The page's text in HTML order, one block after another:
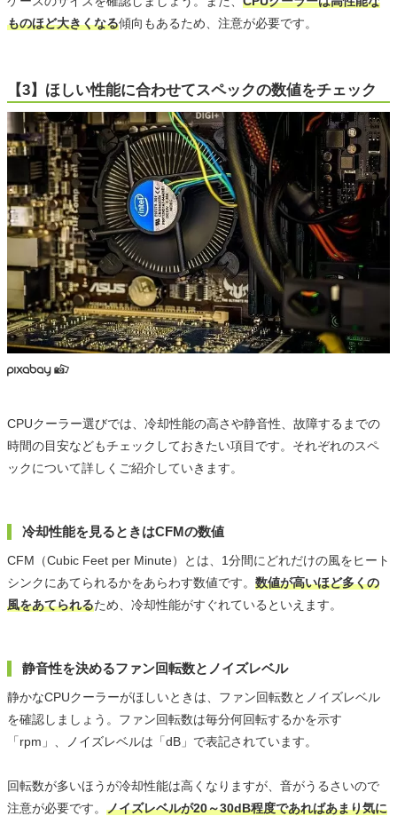
ものほど大きくなる傾向もあるため、注意が必要です。
【3】ほしい性能に合わせてスペックの数値をチェック
CPUクーラー選びでは、冷却性能の高さや静音性、故障するまでの
時間の目安などもチェックしておきたい項目です。それぞれのスペ
ックについて詳しくご紹介していきます。
冷却性能を見るときはCFMの数値
CFM（Cubic Feet per Minute）とは、1分間にどれだけの風をヒート
シンクにあてられるかをあらわす数値です。 数値が高いほど多くの
風をあてられるため、冷却性能がすぐれているといえます。
静音性を決めるファン回転数とノイズレベル
静かなCPUクーラーがほしいときは、ファン回転数とノイズレベル
を確認しましょう。ファン回転数は毎分何回転するかを示す
「rpm」、ノイズレベルは「dB」で表記されています。
回転数が多いほうが冷却性能は高くなりますが、音がうるさいので
注意が必要です。 ノイズレベルが20～30dB程度であればあまり気に